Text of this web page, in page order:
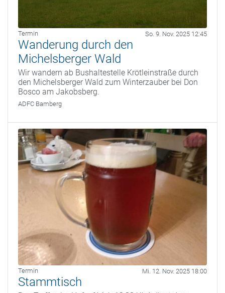
Termin So. 9. Nov. 2025 12:45
Wanderung durch den
Michelsberger Wald
Wir wandern ab Bushaltestelle Krötleinstraße durch
den Michelsberger Wald zum Winterzauber bei Don
Bosco am Jakobsberg.
ADFC Bamberg
Termin Mi. 12. Nov. 2025 18:00
Stammtisch